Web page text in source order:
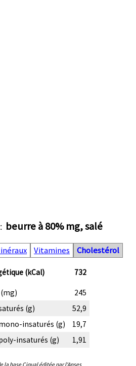
beurre à 80% mg, salé
Vitamines Cholestérol
(kCal) 732
245
(g)
52,9
insaturés (g)
19,7
insaturés (g)
1,91
la base Ciqual éditée par l'Anses